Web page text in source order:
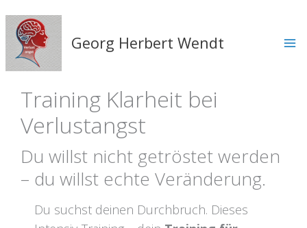
Inhalt
springen
Georg Herbert Wendt
Training Klarheit bei
Verlustangst
Du willst nicht getröstet werden
– du willst echte Veränderung.
Du suchst deinen Durchbruch. Dieses